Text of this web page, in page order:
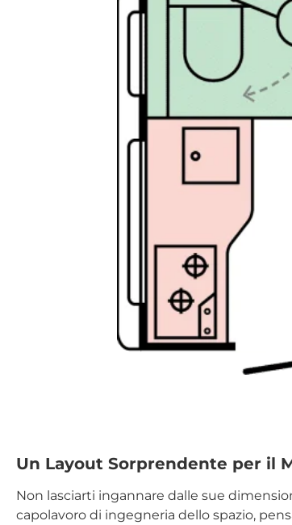
Un Layout Sorprendente per il
Non lasciarti ingannare dalle sue
capolavoro di ingegneria dello spazio,